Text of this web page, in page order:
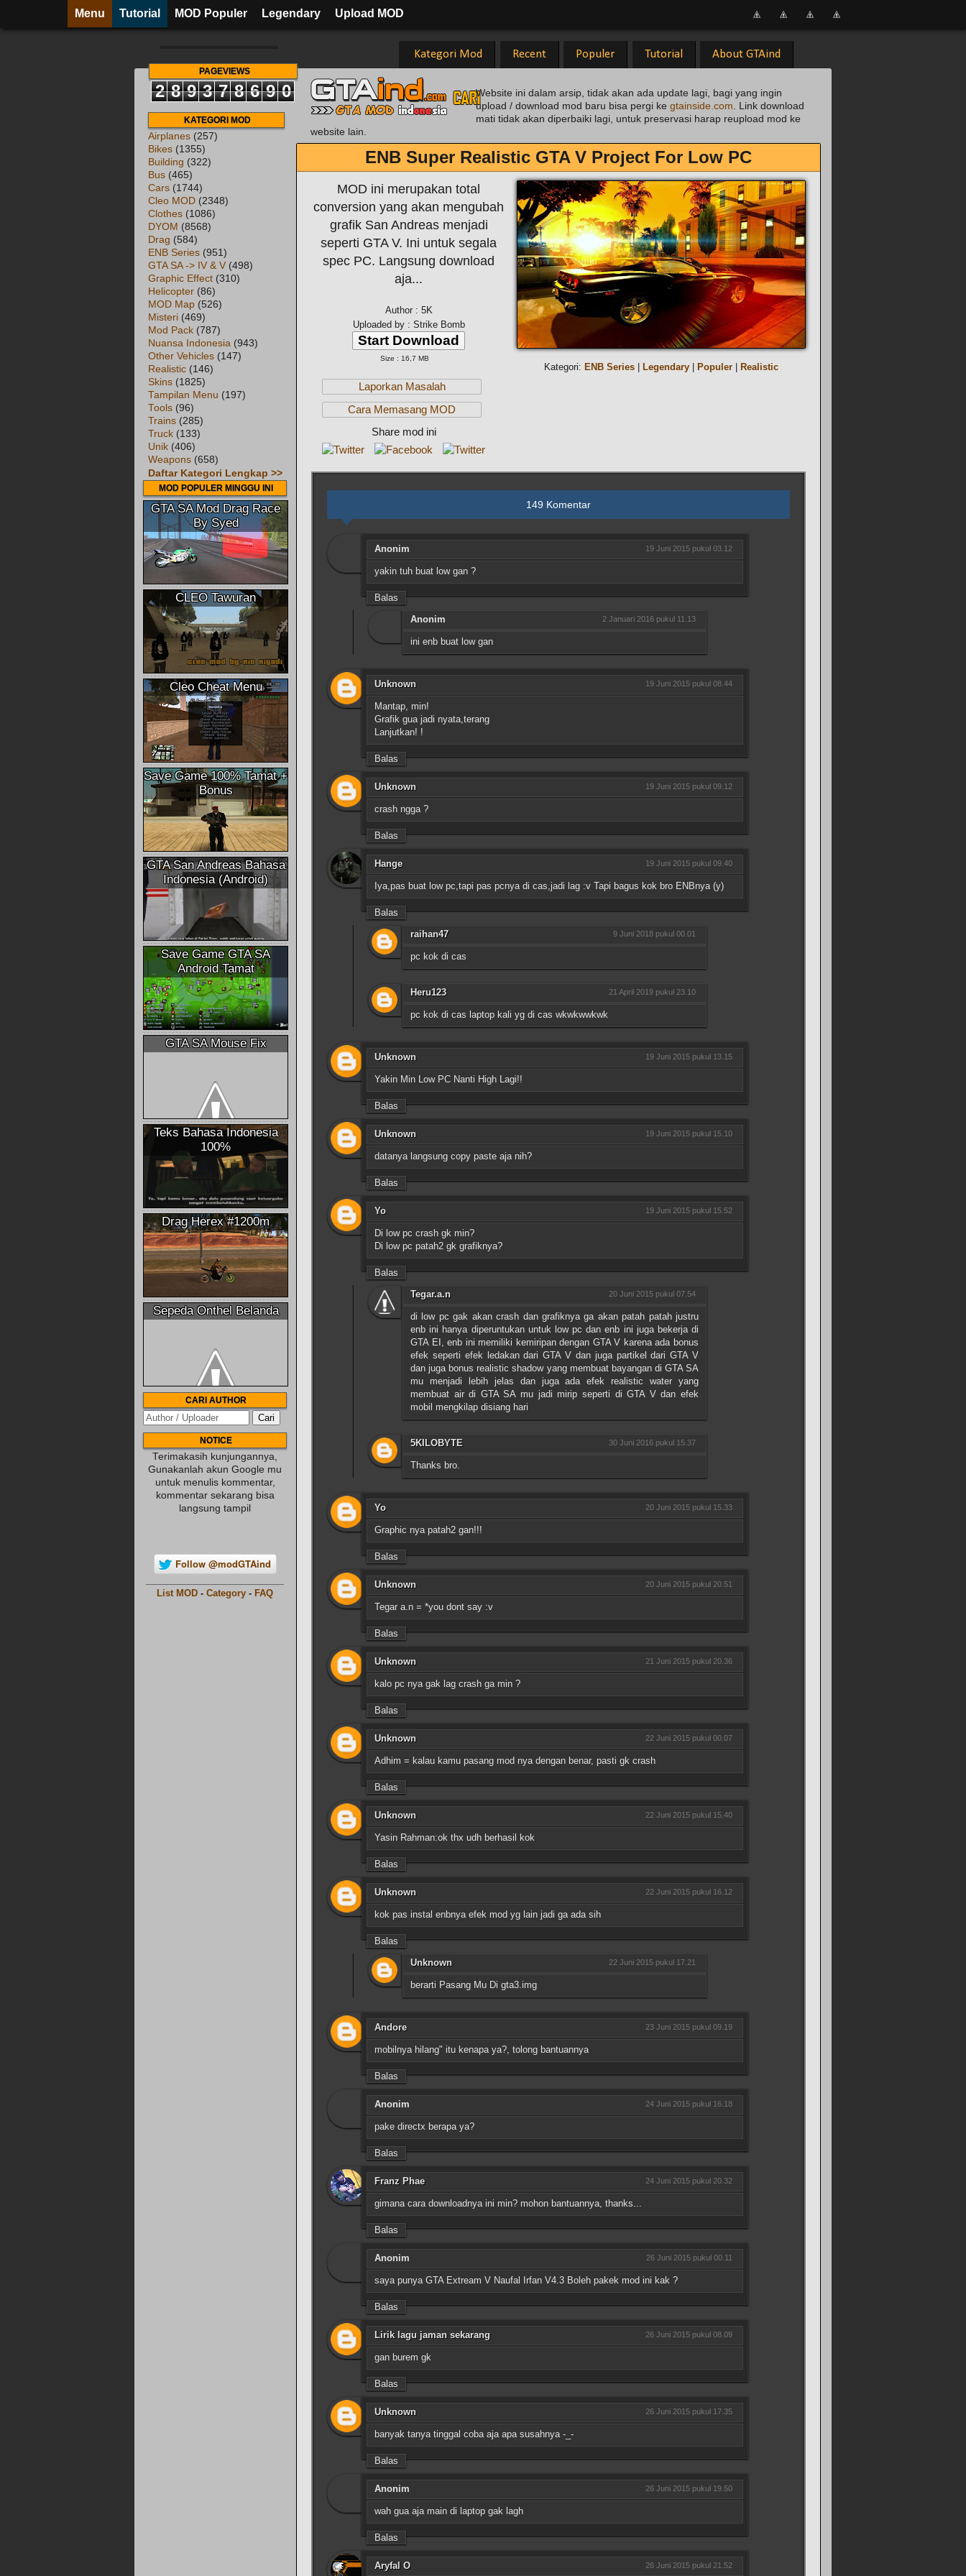
Menu Tutorial MOD Populer Legendary Upload MOD
Kategori Mod Recent Populer Tutorial About GTAind
Website ini dalam arsip, tidak akan ada update lagi, bagi yang ingin
upload / download mod baru bisa pergi ke gtainside.com . Link download
mati tidak akan diperbaiki lagi, untuk preservasi harap reupload mod ke
website lain.
ENB Super Realistic GTA V Project For Low PC
MOD ini merupakan total
conversion yang akan mengubah
grafik San Andreas menjadi
seperti GTA V. Ini untuk segala
spec PC. Langsung download
aja...
Author : 5K
Uploaded by : Strike Bomb
Start Download
Size : 16,7 MB
Laporkan Masalah
Cara Memasang MOD
Share mod ini
Kategori: ENB Series Legendary Populer Realistic
149 Komentar
Anonim 19 Juni 2015 pukul 03.12
yakin tuh buat low gan ?
Balas
Anonim
2 Januari 2016 pukul 11.13
ini enb buat low gan
Unknown 19 Juni 2015 pukul 08.44
Mantap, min!
Grafik gua jadi nyata,terang
Lanjutkan! !
Balas
Unknown 19 Juni 2015 pukul 09.12
crash ngga ?
Balas
Hange 19 Juni 2015 pukul 09.40
Iya,pas buat low pc,tapi pas pcnya di cas,jadi lag :v Tapi bagus kok bro ENBnya (y)
Balas
raihan47
9 Juni 2018 pukul 00.01
pc kok di cas
Heru123 21 April 2019 pukul 23.10
pc kok di cas laptop kali yg di cas wkwkwwkwk
Unknown 19 Juni 2015 pukul 13.15
Yakin Min Low PC Nanti High Lagi!!
Balas
Unknown 19 Juni 2015 pukul 15.10
datanya langsung copy paste aja nih?
Balas
Yo 19 Juni 2015 pukul 15.52
Di low pc crash gk min?
Di low pc patah2 gk grafiknya?
Balas
Tegar.a.n
20 Juni 2015 pukul 07.54
di low pc gak akan crash dan grafiknya ga akan patah patah justru
enb ini hanya diperuntukan untuk low pc dan enb ini juga bekerja di
GTA EI, enb ini memiliki kemiripan dengan GTA V karena ada bonus
efek seperti efek ledakan dari GTA V dan juga partikel dari GTA V
dan juga bonus realistic shadow yang membuat bayangan di GTA SA
mu menjadi lebih jelas dan juga ada efek realistic water yang
membuat air di GTA SA mu jadi mirip seperti di GTA V dan efek
mobil mengkilap disiang hari
5KILOBYTE 30 Juni 2016 pukul 15.37
Thanks bro.
Yo 20 Juni 2015 pukul 15.33
Graphic nya patah2 gan!!!
Balas
Unknown 20 Juni 2015 pukul 20.51
Tegar a.n = *you dont say :v
Balas
Unknown 21 Juni 2015 pukul 20.36
kalo pc nya gak lag crash ga min ?
Balas
Unknown 22 Juni 2015 pukul 00.07
Adhim = kalau kamu pasang mod nya dengan benar, pasti gk crash
Balas
Unknown 22 Juni 2015 pukul 15.40
Yasin Rahman:ok thx udh berhasil kok
Balas
Unknown 22 Juni 2015 pukul 16.12
kok pas instal enbnya efek mod yg lain jadi ga ada sih
Balas
Unknown
22 Juni 2015 pukul 17.21
berarti Pasang Mu Di gta3.img
Andore 23 Juni 2015 pukul 09.19
mobilnya hilang" itu kenapa ya?, tolong bantuannya
Balas
Anonim 24 Juni 2015 pukul 16.18
pake directx berapa ya?
Balas
Franz Phae 24 Juni 2015 pukul 20.32
gimana cara downloadnya ini min? mohon bantuannya, thanks...
Balas
Anonim 26 Juni 2015 pukul 00.11
saya punya GTA Extream V Naufal Irfan V4.3 Boleh pakek mod ini kak ?
Balas
Lirik lagu jaman sekarang 26 Juni 2015 pukul 08.09
gan burem gk
Balas
Unknown 26 Juni 2015 pukul 17.35
banyak tanya tinggal coba aja apa susahnya -_-
Balas
Anonim 26 Juni 2015 pukul 19.50
wah gua aja main di laptop gak lagh
Balas
Aryfal O 26 Juni 2015 pukul 21.52
PAGEVIEWS
2 8 9 3 7 8 6 9 0
KATEGORI MOD
Airplanes (257)
Bikes (1355)
Building (322)
Bus (465)
Cars (1744)
Cleo MOD (2348)
Clothes (1086)
DYOM (8568)
Drag (584)
ENB Series (951)
GTA SA -> IV & V (498)
Graphic Effect (310)
Helicopter (86)
MOD Map (526)
Misteri (469)
Mod Pack (787)
Nuansa Indonesia (943)
Other Vehicles (147)
Realistic (146)
Skins (1825)
Tampilan Menu (197)
Tools (96)
Trains (285)
Truck (133)
Unik (406)
Weapons (658)
Daftar Kategori Lengkap >>
MOD POPULER MINGGU INI
GTA SA Mod Drag Race
By Syed
CLEO Tawuran
Cleo Cheat Menu
Save Game 100% Tamat +
Bonus
GTA San Andreas Bahasa
Indonesia (Android)
Save Game GTA SA
Android Tamat
GTA SA Mouse Fix
Teks Bahasa Indonesia
100%
Drag Herex #1200m
Sepeda Onthel Belanda
CARI AUTHOR
NOTICE
Terimakasih kunjungannya,
Gunakanlah akun Google mu
untuk menulis kommentar,
kommentar sekarang bisa
langsung tampil
Follow @modGTAind
List MOD - Category - FAQ